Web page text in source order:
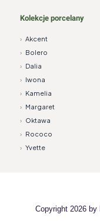
Kolekcje porcelany
› Akcent
› Bolero
› Dalia
› Iwona
› Kamelia
› Margaret
› Oktawa
› Rococo
› Yvette
Copyright 2026 by